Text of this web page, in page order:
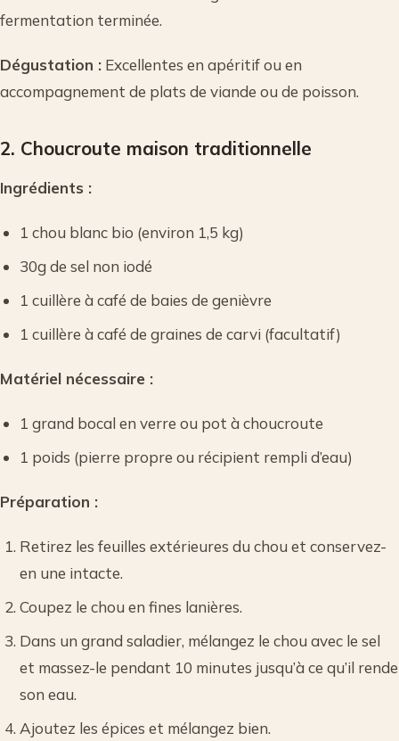
fermentation terminée.
Dégustation : Excellentes en apéritif ou en
accompagnement de plats de viande ou de poisson.
2. Choucroute maison traditionnelle
Ingrédients :
1 chou blanc bio (environ 1,5 kg)
30g de sel non iodé
1 cuillère à café de baies de genièvre
1 cuillère à café de graines de carvi (facultatif)
Matériel nécessaire :
1 grand bocal en verre ou pot à choucroute
1 poids (pierre propre ou récipient rempli d’eau)
Préparation :
Retirez les feuilles extérieures du chou et conservez-
en une intacte.
Coupez le chou en fines lanières.
Dans un grand saladier, mélangez le chou avec le sel
et massez-le pendant 10 minutes jusqu’à ce qu’il rende
son eau.
Ajoutez les épices et mélangez bien.